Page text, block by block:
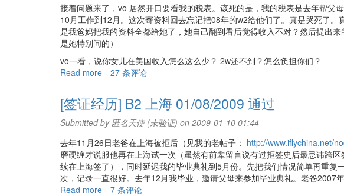
接着问题来了，vo 居然开口要看我的税表。该死的是，我的税表是去年帮父
10月工作到12月。这次寄资料回去忘记把08年的w2给他们了。真是哭死了
是我爸妈把我的资料全都给她了，她自己翻到看后觉得收入不对？然后提出
是她特别问的）
vo一看，说你女儿在美国收入怎么这么少？ 2w还不到？怎么负担你们？
Read more about
证
经
历]
B2
上
海
04/01/2009
拒
27 条评论
[签证经历] B2 上海 01/08/2009 通过
Submitted by 匿名天使 (未验证) on 2009-01-10 01:44
去年11月26日老爸在上海被拒后（见我的老帖子： http://www.iflychina.net/
磨硬缠才说服他再在上海试一次（虽然有前辈留言说有过拒签史后最忌讳跨
续在上海签了），同时延迟我的毕业典礼到5月份。先把我们情况简单再重
次，记录一直很好。去年12月我毕业，邀请父母来参加毕业典礼。老爸2007
Read more about
7 条评论